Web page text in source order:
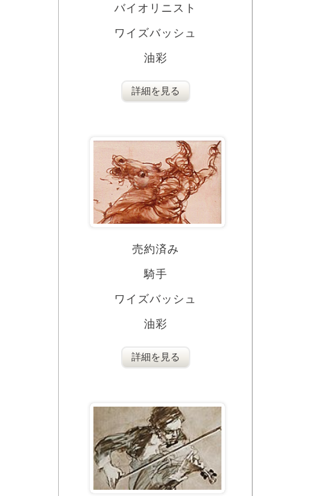
バイオリニスト
ワイズバッシュ
油彩
詳細を見る
売約済み
騎手
ワイズバッシュ
油彩
詳細を見る